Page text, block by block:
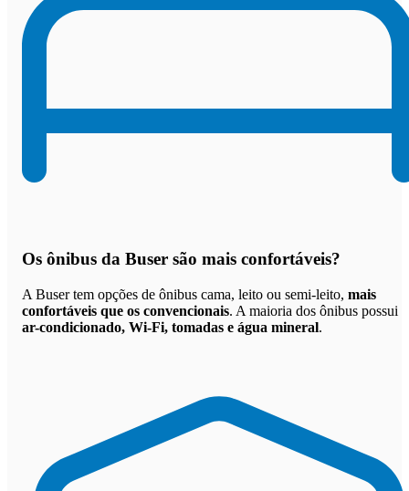
Os ônibus da Buser são mais confortáveis?
A Buser tem opções de ônibus cama, leito ou semi-leito, mais
confortáveis que os convencionais. A maioria dos ônibus possui
ar-condicionado, Wi-Fi, tomadas e água mineral.